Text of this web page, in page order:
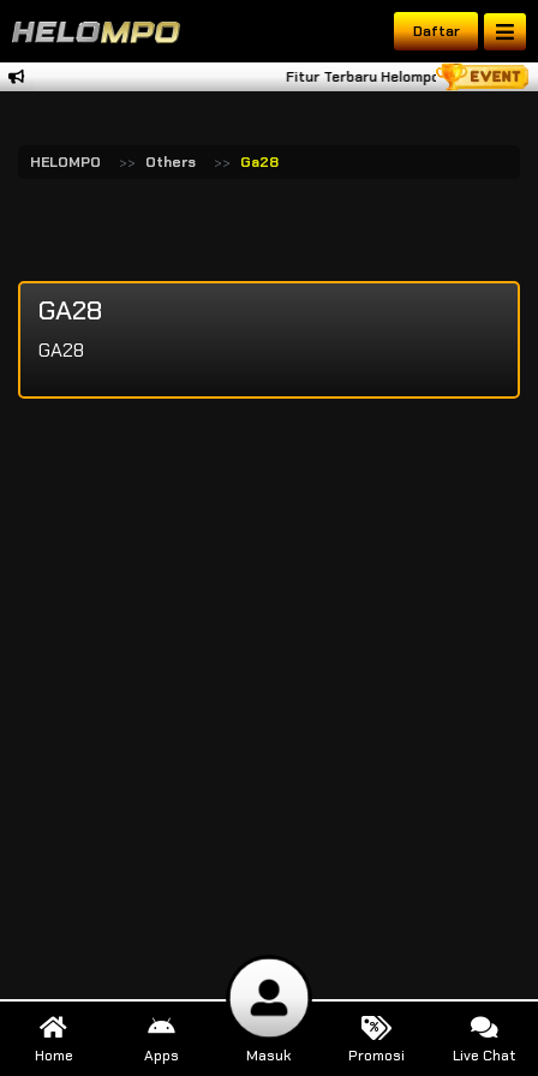
Daftar
Fitur Terbaru Helompo Tambah
HELOMPO Others Ga28
GA28
GA28
Home Apps Masuk Promosi Live Chat